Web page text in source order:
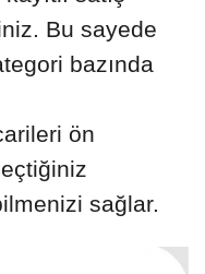
Bu sayede
bazında
ön
sağlar.